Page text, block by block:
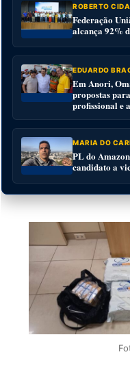
ROBERTO
Federação
alcança 92%
EDUARDO
Em Anori,
propostas
profissional e
MARIA DO
PL do
candidato a